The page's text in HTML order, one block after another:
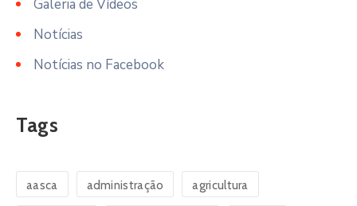
Galeria de Vídeos
Notícias
Notícias no Facebook
Tags
aasca administração agricultura